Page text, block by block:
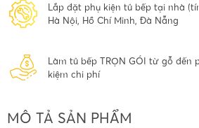
Lắp đặt phụ kiện tủ bếp tại nhà
Hà Nội, Hồ Chí Minh, Đà Nẵng
Làm tủ bếp TRỌN GÓI từ gỗ đến
kiệm chi phí
MÔ TẢ SẢN PHẨM